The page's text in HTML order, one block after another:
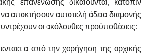
επανένωσης δικαιούνται, κατόπιν
να αποκτήσουν αυτοτελή άδεια διαμονής
οι ακόλουθες προϋποθέσεις:
από την χορήγηση της αρχικής